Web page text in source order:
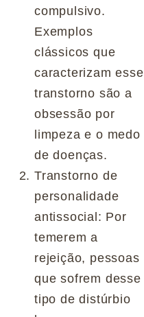
compulsivo.
Exemplos
clássicos que
caracterizam esse
transtorno são a
obsessão por
limpeza e o medo
de doenças.
Transtorno de
personalidade
antissocial: Por
temerem a
rejeição, pessoas
que sofrem desse
tipo de distúrbio